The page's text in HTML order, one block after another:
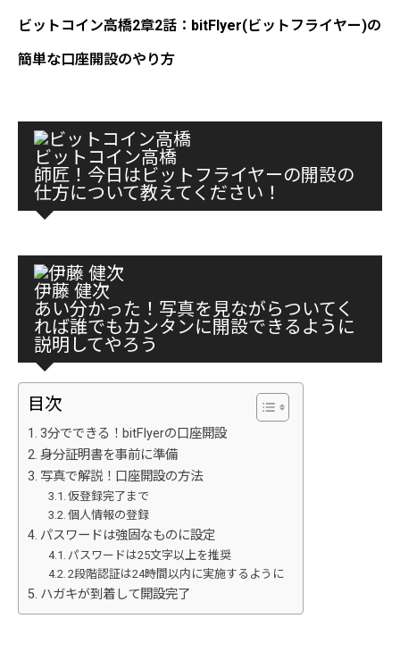
ビットコイン高橋2章2話：bitFlyer(ビットフライヤー)の
簡単な口座開設のやり方
ビットコイン高橋
師匠！今日はビットフライヤーの開設の
仕方について教えてください！
伊藤 健次
あい分かった！写真を見ながらついてく
れば誰でもカンタンに開設できるように
説明してやろう
目次
3分でできる！bitFlyerの口座開設
身分証明書を事前に準備
写真で解説！口座開設の方法
仮登録完了まで
個人情報の登録
パスワードは強固なものに設定
パスワードは25文字以上を推奨
2段階認証は24時間以内に実施するように
ハガキが到着して開設完了